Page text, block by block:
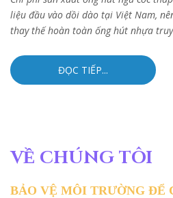
liệu đầu vào dồi dào tại Việt Nam,
thay thế hoàn toàn ống hút nhựa
ĐỌC TIẾP...
VỀ CHÚNG TÔI
BẢO VỆ MÔI TRƯỜNG ĐỂ